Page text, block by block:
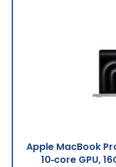
Apple MacBook
10‑core GPU,